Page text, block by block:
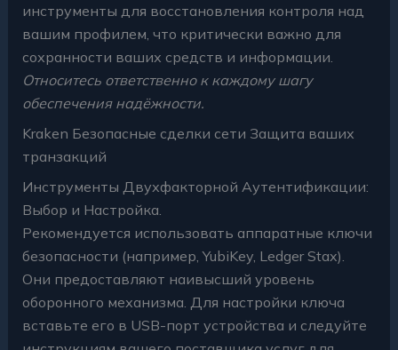
инструменты для восстановления контроля над
вашим профилем, что критически важно для
сохранности ваших средств и информации.
Относитесь ответственно к каждому шагу
обеспечения надёжности.
Kraken Безопасные сделки сети Защита ваших
транзакций
Инструменты Двухфакторной Аутентификации:
Выбор и Настройка.
Рекомендуется использовать аппаратные ключи
безопасности (например, YubiKey, Ledger Stax).
Они предоставляют наивысший уровень
оборонного механизма. Для настройки ключа
вставьте его в USB-порт устройства и следуйте